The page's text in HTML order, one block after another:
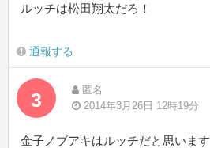
ルッチは松田翔太だろ！
通報する
3
匿名
2014年3月26日 12時19分
金子ノブアキはルッチだと思います